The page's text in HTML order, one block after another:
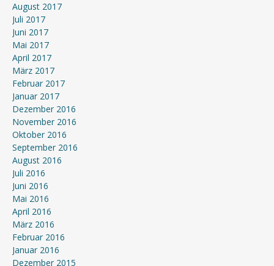
August 2017
Juli 2017
Juni 2017
Mai 2017
April 2017
März 2017
Februar 2017
Januar 2017
Dezember 2016
November 2016
Oktober 2016
September 2016
August 2016
Juli 2016
Juni 2016
Mai 2016
April 2016
März 2016
Februar 2016
Januar 2016
Dezember 2015